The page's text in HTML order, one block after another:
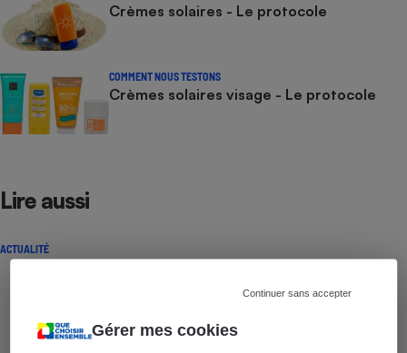
Gérer mes cookies
Continuer sans accepter
Crèmes solaires - Le protocole
COMMENT NOUS TESTONS
Crèmes solaires visage - Le protocole
Lire aussi
ACTUALITÉ